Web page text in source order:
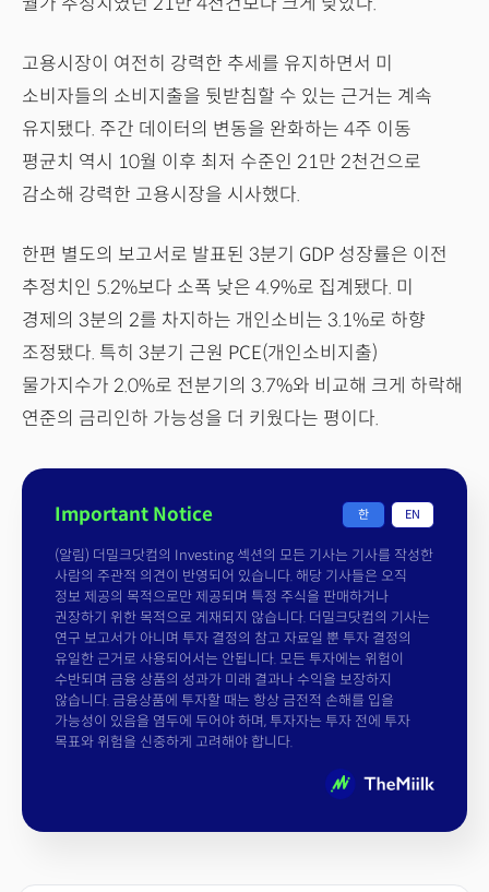
고용시장이 여전히 강력한 추세를 유지하면서 미
소비자들의 소비지출을 뒷받침할 수 있는 근거는 계속
유지됐다. 주간 데이터의 변동을 완화하는 4주 이동
평균치 역시 10월 이후 최저 수준인 21만 2천건으로
감소해 강력한 고용시장을 시사했다.
한편 별도의 보고서로 발표된 3분기 GDP 성장률은 이전
추정치인 5.2%보다 소폭 낮은 4.9%로 집계됐다. 미
경제의 3분의 2를 차지하는 개인소비는 3.1%로 하향
조정됐다. 특히 3분기 근원 PCE(개인소비지출)
물가지수가 2.0%로 전분기의 3.7%와 비교해 크게 하락해
연준의 금리인하 가능성을 더 키웠다는 평이다.
Important Notice 한 EN
(알림) 더밀크닷컴의 Investing 섹션의 모든 기사는 기사를 작성한
사람의 주관적 의견이 반영되어 있습니다. 해당 기사들은 오직
정보 제공의 목적으로만 제공되며 특정 주식을 판매하거나
권장하기 위한 목적으로 게재되지 않습니다. 더밀크닷컴의 기사는
연구 보고서가 아니며 투자 결정의 참고 자료일 뿐 투자 결정의
유일한 근거로 사용되어서는 안됩니다. 모든 투자에는 위험이
수반되며 금융 상품의 성과가 미래 결과나 수익을 보장하지
않습니다. 금융상품에 투자할 때는 항상 금전적 손해를 입을
가능성이 있음을 염두에 두어야 하며, 투자자는 투자 전에 투자
목표와 위험을 신중하게 고려해야 합니다.